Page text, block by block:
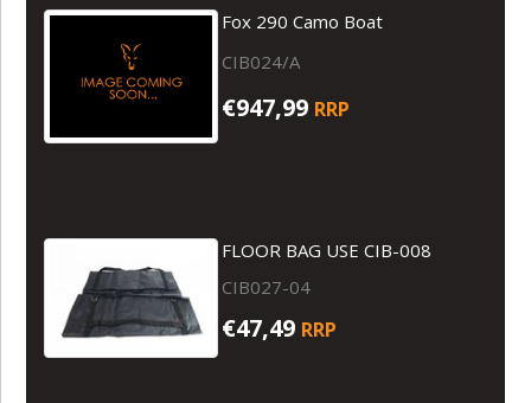
Fox 290 Camo Boat
CIB024/A
€947,99 RRP
FLOOR BAG USE CIB-008
CIB027-04
€47,49 RRP